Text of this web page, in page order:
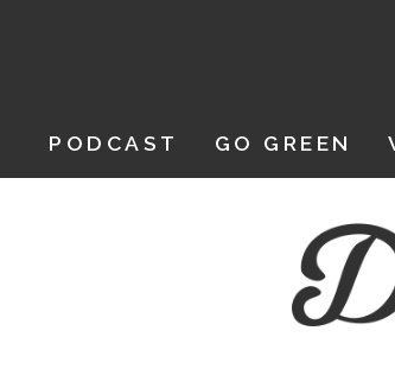
PODCAST GO GREEN